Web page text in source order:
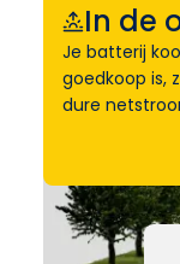
In de
Je batterij
goedkoop is,
dure